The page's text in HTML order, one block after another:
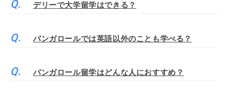
デリーで大学留学はできる？
バンガロールでは英語以外のことも学べる？
バンガロール留学はどんな人におすすめ？